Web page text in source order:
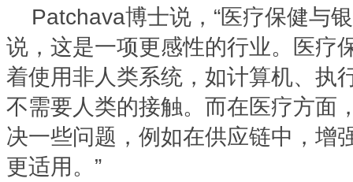
Patchava博士说，“医疗保健与
说，这是一项更感性的行业。医疗
着使用非人类系统，如计算机、执
不需要人类的接触。而在医疗方面
决一些问题，例如在供应链中，增
更适用。”